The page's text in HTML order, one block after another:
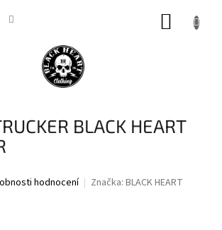
BLACK HEART
hodnocení Značka: BLACK HEART